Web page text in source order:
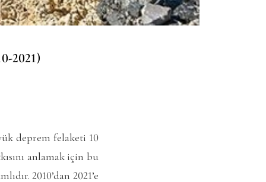
2021)
deprem felaketi 10
anlamak için bu
2010’dan 2021’e